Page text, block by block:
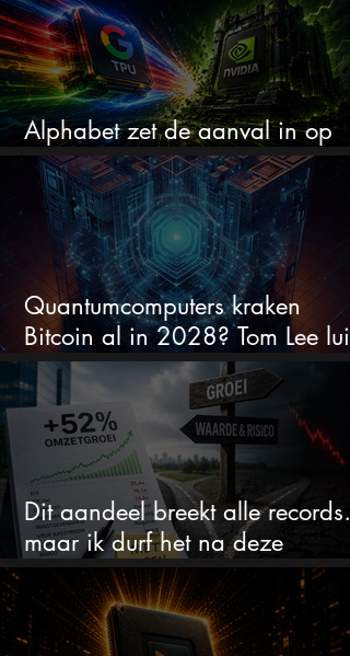
Alphabet zet de aanval in op
Nvidia met eigen AI-chips
Quantumcomputers kraken
Bitcoin al in 2028? Tom Lee
de alarmbel
Dit aandeel breekt alle
maar ik durf het na deze
koersstijging niet te kopen